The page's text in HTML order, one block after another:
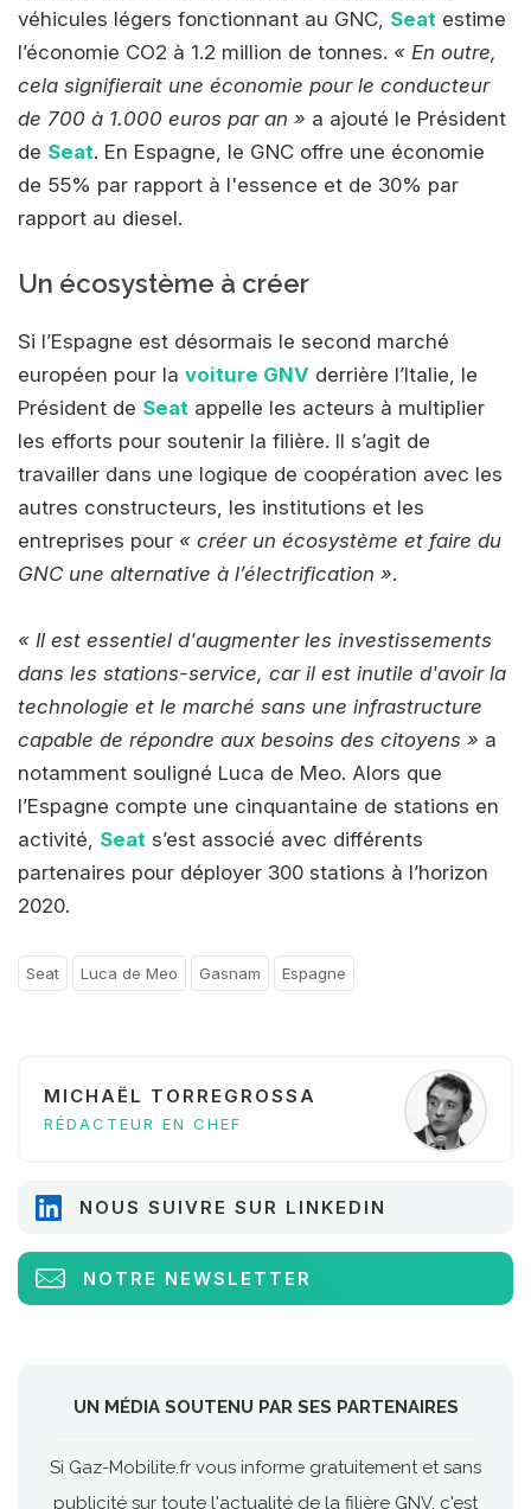
véhicules légers fonctionnant au GNC, Seat estime
l’économie CO2 à 1.2 million de tonnes. « En outre,
cela signifierait une économie pour le conducteur
de 700 à 1.000 euros par an » a ajouté le Président
de Seat. En Espagne, le GNC offre une économie
de 55% par rapport à l'essence et de 30% par
rapport au diesel.
Un écosystème à créer
Si l’Espagne est désormais le second marché
européen pour la voiture GNV derrière l’Italie, le
Président de Seat appelle les acteurs à multiplier
les efforts pour soutenir la filière. Il s’agit de
travailler dans une logique de coopération avec les
autres constructeurs, les institutions et les
entreprises pour « créer un écosystème et faire du
GNC une alternative à l’électrification ».
« Il est essentiel d'augmenter les investissements
dans les stations-service, car il est inutile d'avoir la
technologie et le marché sans une infrastructure
capable de répondre aux besoins des citoyens » a
notamment souligné Luca de Meo. Alors que
l’Espagne compte une cinquantaine de stations en
activité, Seat s’est associé avec différents
partenaires pour déployer 300 stations à l’horizon
2020.
Seat Luca de Meo Gasnam Espagne
MICHAËL TORREGROSSA
RÉDACTEUR EN CHEF
NOUS SUIVRE SUR LINKEDIN
NOTRE NEWSLETTER
UN MÉDIA SOUTENU PAR SES PARTENAIRES
Si Gaz-Mobilite.fr vous informe gratuitement et sans
publicité sur toute l'actualité de la filière GNV, c'est